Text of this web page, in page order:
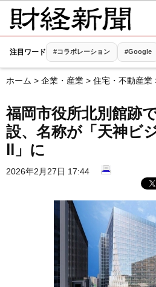
注目ワード #コラボレーション #Google
ホーム > 企業・産業 > 住宅・不動産業
福岡市役所北別館跡
設、名称が「天神ビ
Ⅱ」に
2026年2月27日 17:44